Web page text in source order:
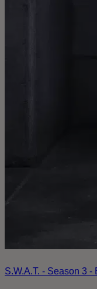
S.W.A.T. - Season 3